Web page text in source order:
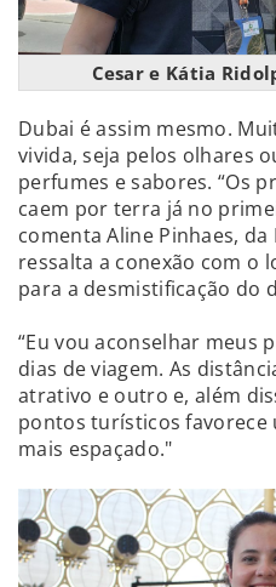
Cesar e Kátia
Dubai é assim mesmo.
vivida, seja pelos olhares
perfumes e sabores. “Os
caem por terra já no
comenta Aline Pinhaes, da
ressalta a conexão com o
para a desmistificação do
“Eu vou aconselhar meus
dias de viagem. As
atrativo e outro e, além
pontos turísticos favorece
mais espaçado."